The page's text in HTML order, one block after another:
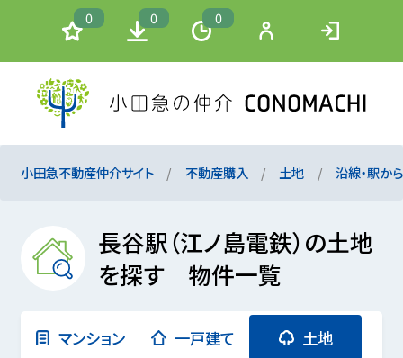
0 0 0
小田急不動産仲介サイト 不動産購入 土地 沿線・駅か
長谷駅（江ノ島電鉄）の土地
を探す 物件一覧
マンション 一戸建て 土地